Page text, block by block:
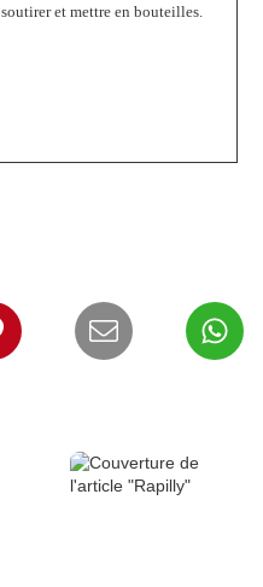
soutirer et mettre en bouteilles.